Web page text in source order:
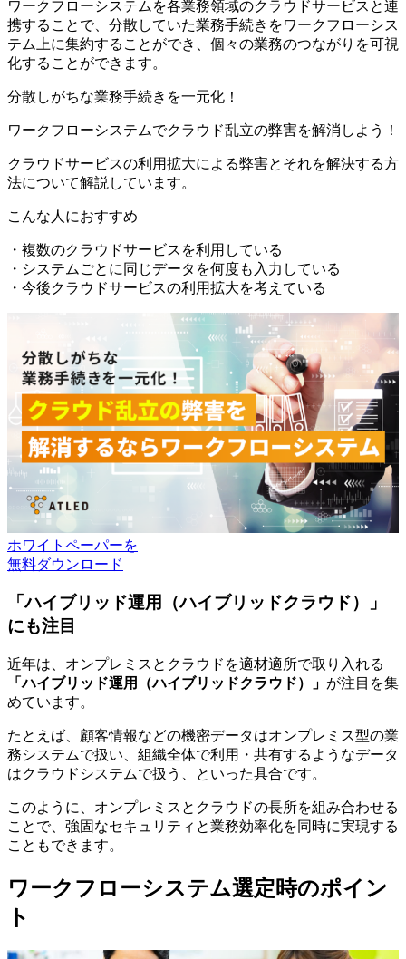
ワークフローシステムを各業務領域のクラウドサービスと連
携することで、分散していた業務手続きをワークフローシス
テム上に集約することができ、個々の業務のつながりを可視
化することができます。
分散しがちな業務手続きを一元化！
ワークフローシステムでクラウド乱立の弊害を解消しよう！
クラウドサービスの利用拡大による弊害とそれを解決する方
法について解説しています。
こんな人におすすめ
・複数のクラウドサービスを利用している
・システムごとに同じデータを何度も入力している
・今後クラウドサービスの利用拡大を考えている
ホワイトペーパーを
無料ダウンロード
「ハイブリッド運用（ハイブリッドクラウド）」
にも注目
近年は、オンプレミスとクラウドを適材適所で取り入れる
「ハイブリッド運用（ハイブリッドクラウド）」 が注目を集
めています。
たとえば、顧客情報などの機密データはオンプレミス型の業
務システムで扱い、組織全体で利用・共有するようなデータ
はクラウドシステムで扱う、といった具合です。
このように、オンプレミスとクラウドの長所を組み合わせる
ことで、強固なセキュリティと業務効率化を同時に実現する
こともできます。
ワークフローシステム選定時のポイン
ト